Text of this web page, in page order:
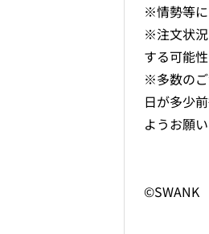
※情勢等に
※注文状
する可能
※多数の
日が多少
ようお願
©︎SWANK